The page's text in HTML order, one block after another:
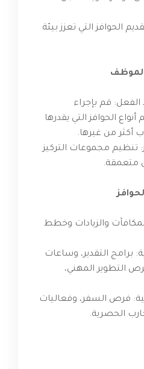
الحوافز التي تعزز بيئة
قم بإجراء
الحوافز التي يقدرها
أكثر من غيرها.
تنظيم مجموعات التركيز
متعمقة.
المكافآت والزيادات وخطط
برامج التقدير، وساعات
التطوير المهني،
فرص السفر، وفعاليات
الحصرية.